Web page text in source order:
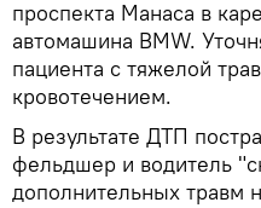
проспекта Манаса в
автомашина BMW.
пациента с тяжелой
кровотечением.
В результате ДТП
фельдшер и водитель
дополнительных травм